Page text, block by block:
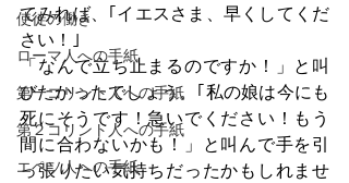
使徒の働き
ローマ人への手紙
第一コリント人への手紙
第２コリント人への手紙
エペソ人への手紙
てみれば、｢イエスさま、早くしてくだ
さい！｣
「なんで立ち止まるのですか！」と叫
びたかったでしょう。｢私の娘は今にも
死にそうです！急いでください！もう
間に合わないかも！」と叫んで手を引
っ張りたい気持ちだったかもしれませ